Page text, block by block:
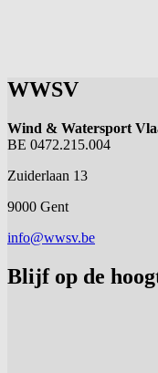
WWSV
Wind & Watersport
BE 0472.215.004
Zuiderlaan 13
9000 Gent
info@wwsv.be
Blijf op de